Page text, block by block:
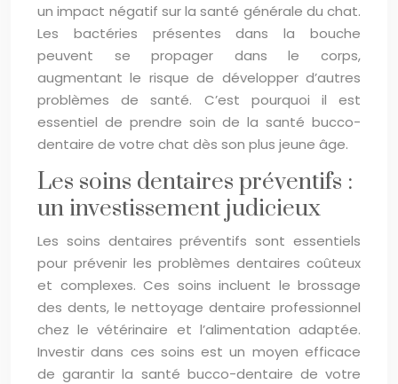
un impact négatif sur la santé générale du chat.
Les bactéries présentes dans la bouche
peuvent se propager dans le corps,
augmentant le risque de développer d’autres
problèmes de santé. C’est pourquoi il est
essentiel de prendre soin de la santé bucco-
dentaire de votre chat dès son plus jeune âge.
Les soins dentaires préventifs :
un investissement judicieux
Les soins dentaires préventifs sont essentiels
pour prévenir les problèmes dentaires coûteux
et complexes. Ces soins incluent le brossage
des dents, le nettoyage dentaire professionnel
chez le vétérinaire et l’alimentation adaptée.
Investir dans ces soins est un moyen efficace
de garantir la santé bucco-dentaire de votre